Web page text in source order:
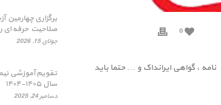
0
، گواهی ایرانداک و … حتما باید
برگزاری چهارمین
صلاحیت حرفه ای
جولای 15, 2026
تقویم آموزشی
سال ۱۴۰۵-۱۴۰۴
دسامبر 24, 2025